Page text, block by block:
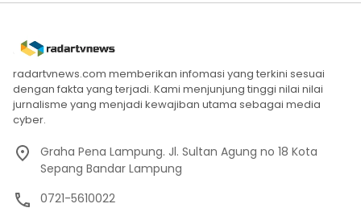
radartvnews.com memberikan infomasi yang terkini sesuai
dengan fakta yang terjadi. Kami menjunjung tinggi nilai nilai
jurnalisme yang menjadi kewajiban utama sebagai media
cyber.
Graha Pena Lampung. Jl. Sultan Agung no 18 Kota
Sepang Bandar Lampung
0721-5610022